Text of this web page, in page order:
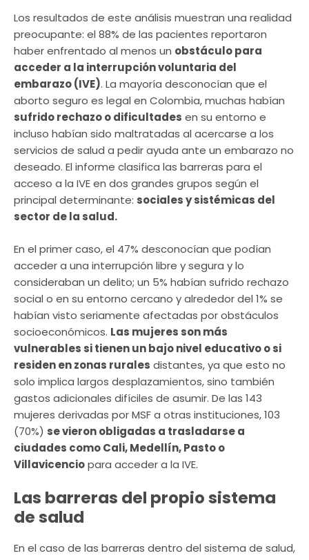
Los resultados de este análisis muestran una realidad
preocupante: el 88% de las pacientes reportaron
haber enfrentado al menos un obstáculo para
acceder a la interrupción voluntaria del
embarazo (IVE). La mayoría desconocían que el
aborto seguro es legal en Colombia, muchas habían
sufrido rechazo o dificultades en su entorno e
incluso habían sido maltratadas al acercarse a los
servicios de salud a pedir ayuda ante un embarazo no
deseado. El informe clasifica las barreras para el
acceso a la IVE en dos grandes grupos según el
principal determinante: sociales y sistémicas del
sector de la salud.
En el primer caso, el 47% desconocían que podían
acceder a una interrupción libre y segura y lo
consideraban un delito; un 5% habían sufrido rechazo
social o en su entorno cercano y alrededor del 1% se
habían visto seriamente afectadas por obstáculos
socioeconómicos. Las mujeres son más
vulnerables si tienen un bajo nivel educativo o si
residen en zonas rurales distantes, ya que esto no
solo implica largos desplazamientos, sino también
gastos adicionales difíciles de asumir. De las 143
mujeres derivadas por MSF a otras instituciones, 103
(70%) se vieron obligadas a trasladarse a
ciudades como Cali, Medellín, Pasto o
Villavicenciopara acceder a la IVE.
Las barreras del propio sistema
de salud
En el caso de las barreras dentro del sistema de salud,